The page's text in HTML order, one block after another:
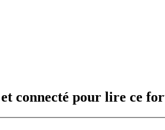
connecté pour lire ce